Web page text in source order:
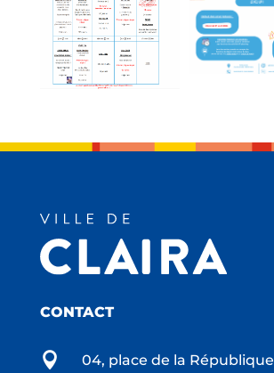
CONTACT

04, place de la République